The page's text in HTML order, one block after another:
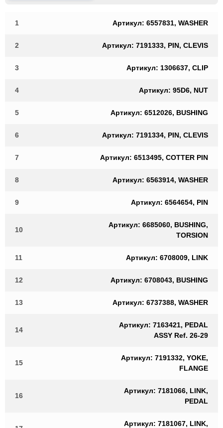
1 Артикул: 6557831, WASHER
2 Артикул: 7191333, PIN, CLEVIS
3 Артикул: 1306637, CLIP
4 Артикул: 95D6, NUT
5 Артикул: 6512026, BUSHING
6 Артикул: 7191334, PIN, CLEVIS
7 Артикул: 6513495, COTTER PIN
8 Артикул: 6563914, WASHER
9 Артикул: 6564654, PIN
10
Артикул: 6685060, BUSHING,
TORSION
11 Артикул: 6708009, LINK
12 Артикул: 6708043, BUSHING
13 Артикул: 6737388, WASHER
14
Артикул: 7163421, PEDAL
ASSY Ref. 26-29
15
Артикул: 7191332, YOKE,
FLANGE
16
Артикул: 7181066, LINK,
PEDAL
Артикул: 7181067, LINK,